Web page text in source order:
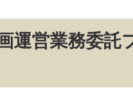
運営業務委託